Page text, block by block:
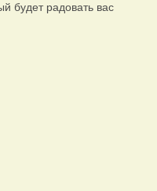
будет радовать вас